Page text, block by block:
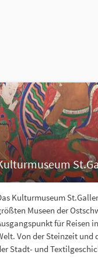
Kulturmuseum
Museen der
für Reisen
Von der Steinzeit und
Stadt- und